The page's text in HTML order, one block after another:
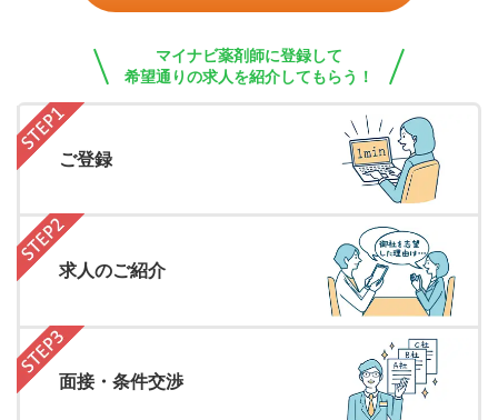
マイナビ薬剤師に登録して
希望通りの求人を紹介してもらう！
ご登録
求人のご紹介
面接・条件交渉